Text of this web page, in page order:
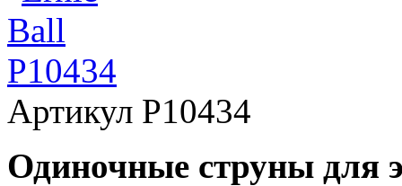
Артикул P10434
Одиночные струны для